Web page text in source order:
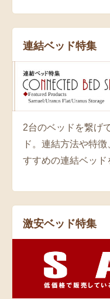
連結ベッド特集
2台のベッドを繋げ
ド。連結方法や特
すすめの連結ベッド
激安ベッド特集